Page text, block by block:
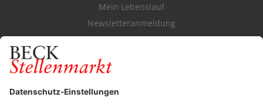
Mein Lebenslauf
Newsletteranmeldung
Durchsuchen Sie den Stellenkatalog
FÜR ARBEITGEBER
Stellenmarktpreise